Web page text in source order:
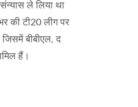
ले लिया था
की टी20 लीग पर
बीबीएल, द
हैं।